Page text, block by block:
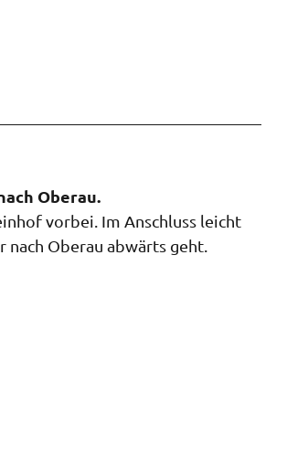
Oberau.
vorbei. Im Anschluss leicht
nach Oberau abwärts geht.